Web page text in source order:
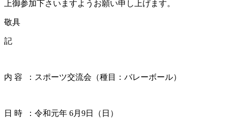
上御参加下さいますようお願い申し上げます。
敬具
記
内 容 ：スポーツ交流会（種目：バレーボール）
日 時 ：令和元年 6月9日（日）